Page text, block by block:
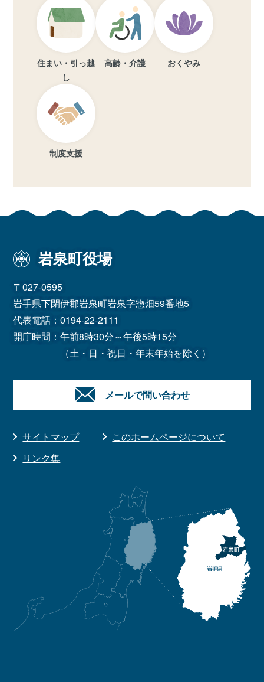
住まい・引っ越
し
高齢・介護 おくやみ
制度支援
岩泉町役場
〒027-0595
岩手県下閉伊郡岩泉町岩泉字惣畑59番地5
代表電話：0194-22-2111
開庁時間：午前8時30分～午後5時15分
（土・日・祝日・年末年始を除く）
メールで問い合わせ
サイトマップ
このホームページについて
リンク集